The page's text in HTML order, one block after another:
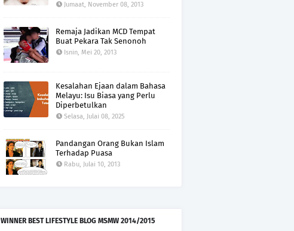
Jumaat, November 08, 2013
Remaja Jadikan MCD Tempat
Buat Pekara Tak Senonoh
Isnin, Mei 20, 2013
Kesalahan Ejaan dalam Bahasa
Melayu: Isu Biasa yang Perlu
Diperbetulkan
Selasa, Julai 08, 2025
Pandangan Orang Bukan Islam
Terhadap Puasa
Rabu, Julai 10, 2013
WINNER BEST LIFESTYLE BLOG MSMW 2014/2015